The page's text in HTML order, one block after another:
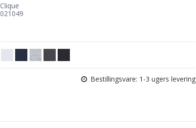
Clique
021049
Bestillingsvare: 1-3 ugers levering